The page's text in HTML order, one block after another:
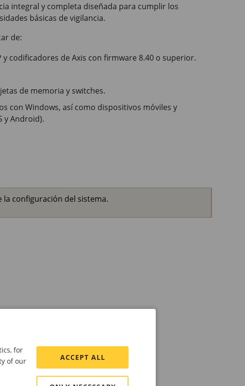
integral y completa diseñada para cumplir los
básicas de vigilancia.
de:
y codificadores de Axis con firmware 8.40 o superior.
de memoria y switches.
con Windows, así como dispositivos móviles y
y Android).
la configuración del sistema.
el AXIS OS más reciente.
for
of our
ACCEPT ALL